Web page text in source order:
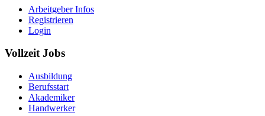
Arbeitgeber Infos
Registrieren
Login
Vollzeit Jobs
Ausbildung
Berufsstart
Akademiker
Handwerker